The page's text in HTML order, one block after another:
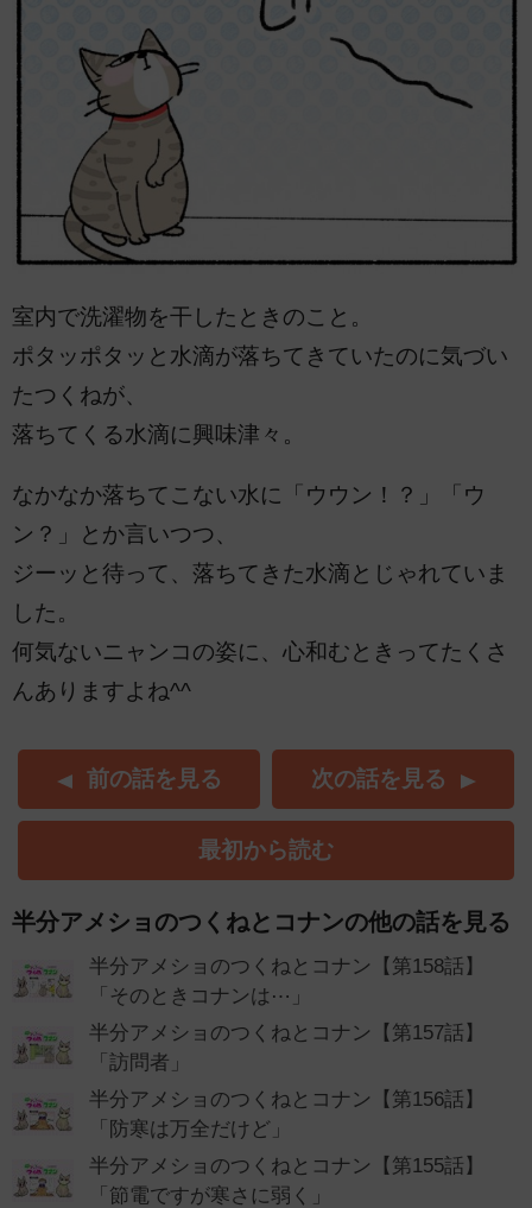
室内で洗濯物を干したときのこと。
ポタッポタッと水滴が落ちてきていたのに気づい
たつくねが、
落ちてくる水滴に興味津々。
なかなか落ちてこない水に「ウウン！？」「ウ
ン？」とか言いつつ、
ジーッと待って、落ちてきた水滴とじゃれていま
した。
何気ないニャンコの姿に、心和むときってたくさ
んありますよね^^
前の話を見る 次の話を見る
最初から読む
半分アメショのつくねとコナンの他の話を見る
半分アメショのつくねとコナン【第158話】
「そのときコナンは⋯」
半分アメショのつくねとコナン【第157話】
「訪問者」
半分アメショのつくねとコナン【第156話】
「防寒は万全だけど」
半分アメショのつくねとコナン【第155話】
「節電ですが寒さに弱く」